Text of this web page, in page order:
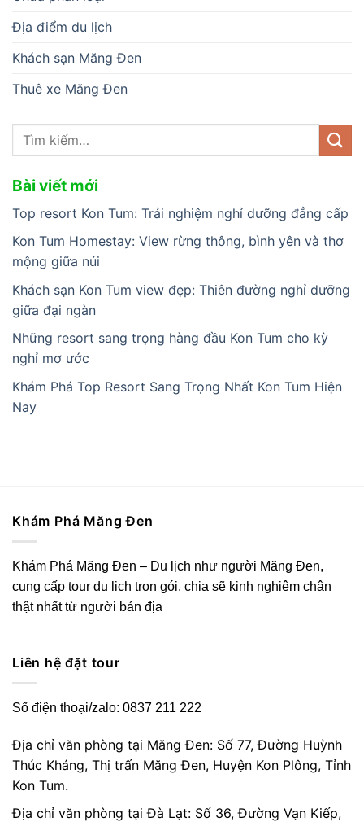
Địa điểm du lịch
Khách sạn Măng Đen
Thuê xe Măng Đen
Bài viết mới
Top resort Kon Tum: Trải nghiệm nghỉ dưỡng đẳng cấp
Kon Tum Homestay: View rừng thông, bình yên và thơ
mộng giữa núi
Khách sạn Kon Tum view đẹp: Thiên đường nghỉ dưỡng
giữa đại ngàn
Những resort sang trọng hàng đầu Kon Tum cho kỳ
nghỉ mơ ước
Khám Phá Top Resort Sang Trọng Nhất Kon Tum Hiện
Nay
Khám Phá Măng Đen
Khám Phá Măng Đen – Du lịch như người Măng Đen,
cung cấp tour du lịch trọn gói, chia sẽ kinh nghiệm chân
thật nhất từ người bản địa
Liên hệ đặt tour
Số điện thoại/zalo: 0837 211 222
Địa chỉ văn phòng tại Măng Đen: Số 77, Đường Huỳnh
Thúc Kháng, Thị trấn Măng Đen, Huyện Kon Plông, Tỉnh
Kon Tum.
Địa chỉ văn phòng tại Đà Lạt: Số 36, Đường Vạn Kiếp,